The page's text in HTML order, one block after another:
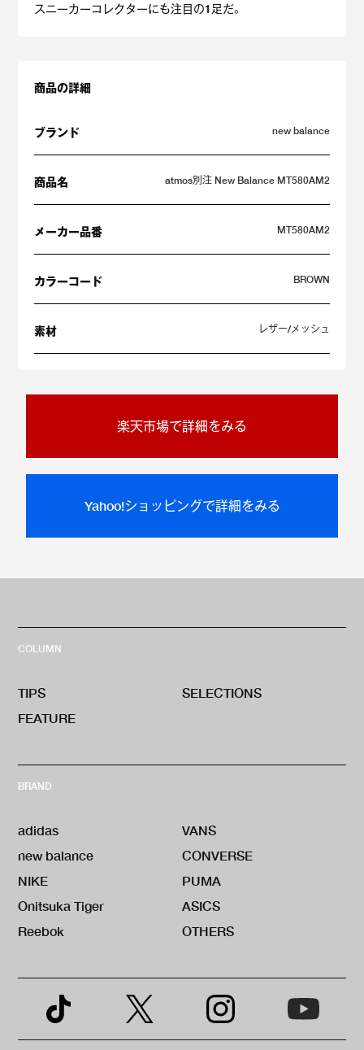
スニーカーコレクターにも注目の1足だ。
商品の詳細
ブランド new balance
商品名 atmos別注 New Balance MT580AM2
メーカー品番 MT580AM2
カラーコード BROWN
素材 レザー/メッシュ
楽天市場で詳細をみる
Yahoo!ショッピングで詳細をみる
COLUMN
TIPS
SELECTIONS
FEATURE
BRAND
adidas
VANS
new balance
CONVERSE
NIKE
PUMA
Onitsuka Tiger
ASICS
Reebok
OTHERS